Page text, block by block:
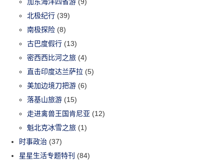
北极纪行 (39)
南极探险 (8)
古巴度假行 (13)
密西西比河之旅 (4)
直击印度达兰萨拉 (5)
美加边境刀把游 (6)
落基山旅游 (15)
走进禽兽王国肯尼亚 (12)
魁北克冰雪之旅 (1)
时事政治 (37)
星星生活专题特刊 (84)